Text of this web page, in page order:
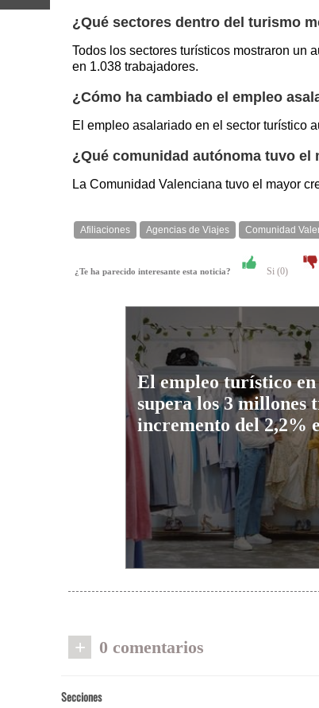
¿Qué sectores dentro del turismo
Todos los sectores turísticos mostraron un
en 1.038 trabajadores.
¿Cómo ha cambiado el empleo
El empleo asalariado en el sector turístico
¿Qué comunidad autónoma tuvo
La Comunidad Valenciana tuvo el mayor
Afiliaciones Agencias de Viajes Comunidad
¿Te ha parecido interesante esta noticia? Si (0)
El empleo turístico en
supera los 3 millones
incremento del 2,2%
+ 0 comentarios
Secciones